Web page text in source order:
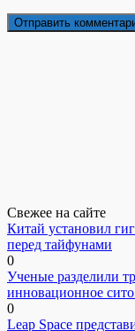
Свежее на сайте
Китай установил
перед тайфунами
0
Ученые разделили
инновационное
0
Leap Space